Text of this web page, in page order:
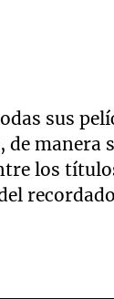
sus
manera
los